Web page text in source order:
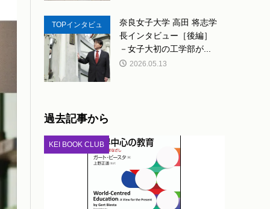
TOPインタビュ
ー
奈良女子大学 高田 将志学
長インタビュー［後編］
－女子大初の工学部が...
2026.05.13
過去記事から
KEI BOOK CLUB